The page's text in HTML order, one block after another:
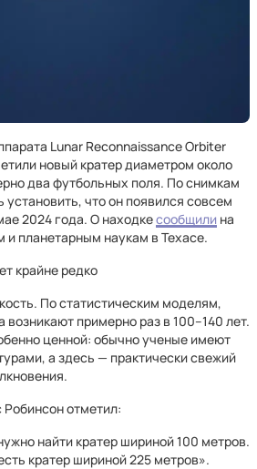
Lunar Reconnaissance Orbiter
новый кратер диаметром около
два футбольных поля. По снимкам
установить, что он появился совсем
2024 года. О находкесообщили на
и планетарным наукам в Техасе.
крайне редко
По статистическим моделям,
возникают примерно раз в 100–140 лет.
ценной: обычно ученые имеют
а здесь — практически свежий
отметил:
найти кратер шириной 100 метров.
кратер шириной 225 метров».